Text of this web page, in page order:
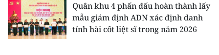
Quân khu 4 phấn đấu hoàn thành lấy
mẫu giám định ADN xác định danh
tính hài cốt liệt sĩ trong năm 2026